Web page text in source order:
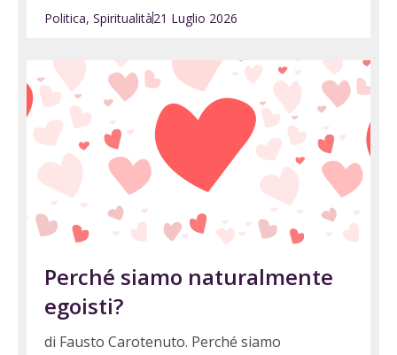
Politica, Spiritualità21 Luglio 2026
Perché siamo naturalmente
egoisti?
di Fausto Carotenuto. Perché siamo